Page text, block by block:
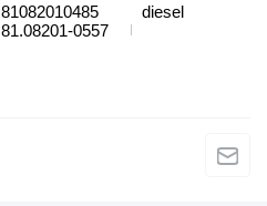
0557
diesel